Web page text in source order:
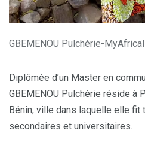
GBEMENOU Pulchérie-
Diplômée d’un Master en
GBEMENOU Pulchérie réside à
Bénin, ville dans laquelle elle
secondaires et universitaires.